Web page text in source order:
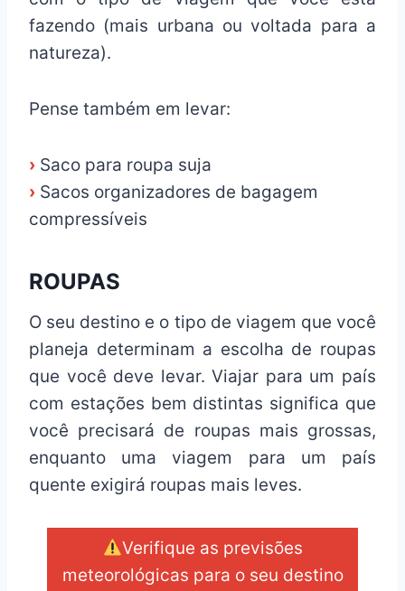
fazendo (mais urbana ou voltada para a
natureza).
Pense também em levar:
› Saco para roupa suja
› Sacos organizadores de bagagem
compressíveis
ROUPAS
O seu destino e o tipo de viagem que você
planeja determinam a escolha de roupas
que você deve levar. Viajar para um país
com estações bem distintas significa que
você precisará de roupas mais grossas,
enquanto uma viagem para um país
quente exigirá roupas mais leves.
Verifique as previsões
meteorológicas para o seu destino